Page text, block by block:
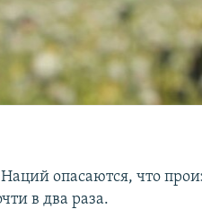
опасаются, что
в два раза.